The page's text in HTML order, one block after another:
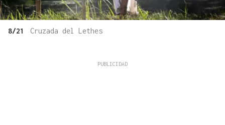
8/21 Cruzada del Lethes